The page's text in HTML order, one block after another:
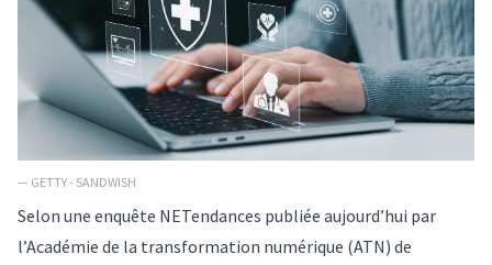
— GETTY - SANDWISH
Selon une enquête NETendances publiée aujourd’hui par
l’Académie de la transformation numérique (ATN) de